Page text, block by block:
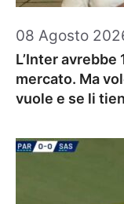
08 Agosto
L’Inter
mercato. Ma
vuole e se li